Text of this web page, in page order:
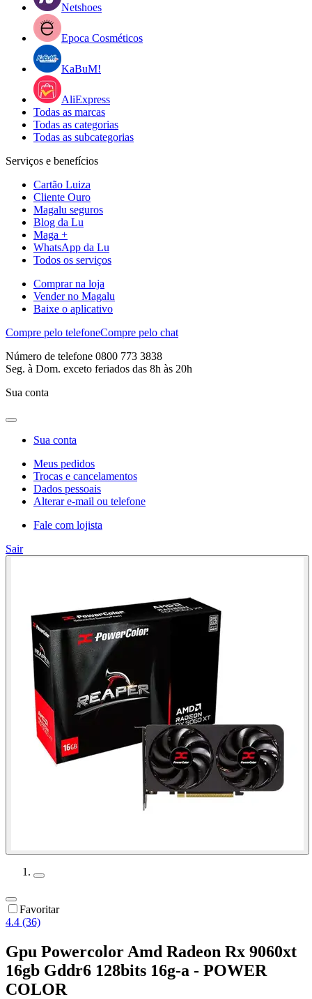
Netshoes
Epoca Cosméticos
KaBuM!
AliExpress
Todas as marcas
Todas as categorias
Todas as subcategorias
Serviços e benefícios
Cartão Luiza
Cliente Ouro
Magalu seguros
Blog da Lu
Maga +
WhatsApp da Lu
Todos os serviços
Comprar na loja
Vender no Magalu
Baixe o aplicativo
Compre pelo telefoneCompre pelo chat
Número de telefone 0800 773 3838
Seg. à Dom. exceto feriados das 8h às 20h
Sua conta
Sua conta
Meus pedidos
Trocas e cancelamentos
Dados pessoais
Alterar e-mail ou telefone
Fale com lojista
Sair
Favoritar
4.4 (36)
Gpu Powercolor Amd Radeon Rx 9060xt
16gb Gddr6 128bits 16g-a - POWER
COLOR